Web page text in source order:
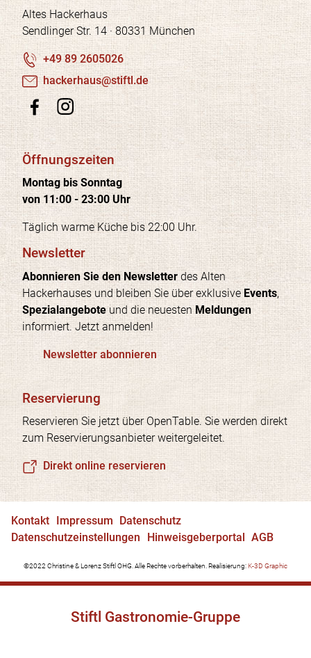
Altes Hackerhaus
Sendlinger Str. 14 · 80331 München
+49 89 2605026
h ck rh s st ftl d
Öffnungszeiten
Montag bis Sonntag
von 11:00 - 23:00 Uhr
Täglich warme Küche bis 22:00 Uhr.
Newsletter
Abonnieren Sie den Newsletter des Alten
Hackerhauses und bleiben Sie über exklusiveEvents,
Spezialangeboteund die neuestenMeldungen
informiert. Jetzt anmelden!
Newsletter abonnieren
Reservierung
Reservieren Sie jetzt über OpenTable. Sie werden direkt
zum Reservierungsanbieter weitergeleitet.
Direkt online reservieren
©2022 Christine & Lorenz Stiftl OHG. Alle Rechte vorberhalten. Realisierung: K-3D Graphic
Kontakt Impressum
Datenschutz
Datenschutzeinstellungen
Hinweisgeberportal AGB
Stiftl Gastronomie-Gruppe